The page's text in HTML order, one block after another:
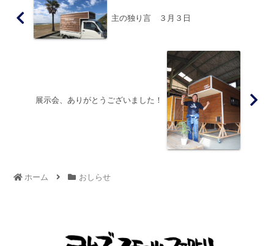
主の独り言 ３月３日
展示会、ありがとうございました！
ホーム おしらせ